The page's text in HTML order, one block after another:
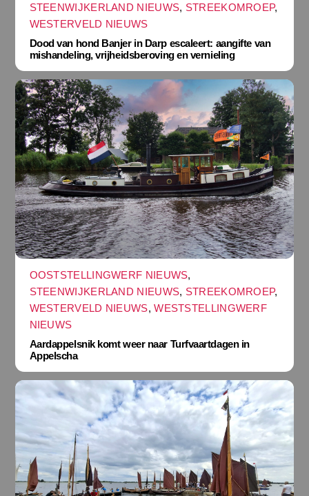
STEENWIJKERLAND NIEUWS, STREEKOMROEP,
WESTERVELD NIEUWS
Dood van hond Banjer in Darp escaleert: aangifte van
mishandeling, vrijheidsberoving en vernieling
OOSTSTELLINGWERF NIEUWS,
STEENWIJKERLAND NIEUWS, STREEKOMROEP,
WESTERVELD NIEUWS,WESTSTELLINGWERF
NIEUWS
Aardappelsnik komt weer naar Turfvaartdagen in
Appelscha